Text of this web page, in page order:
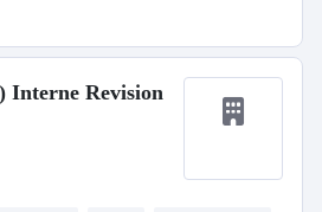
Interne Revision